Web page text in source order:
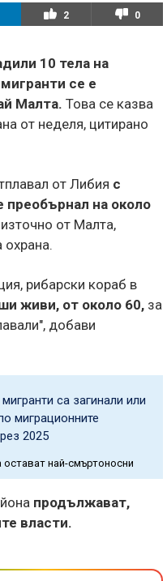
2 0
10 тела на
се е
Малта. Това се казва
от неделя, цитирано
от Либия с
преобърнал на около
от Малта,
охрана.
рибарски кораб в
живи, от около 60, за
добави
са загинали или
миграционните
2025
най-смъртоносни
продължават,
власти.